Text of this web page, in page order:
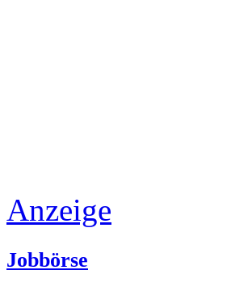
Anzeige
Jobbörse